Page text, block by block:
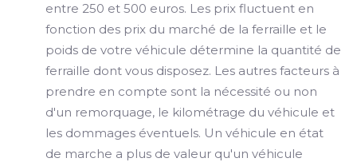
entre 250 et 500 euros. Les prix fluctuent en
fonction des prix du marché de la ferraille et le
poids de votre véhicule détermine la quantité de
ferraille dont vous disposez. Les autres facteurs à
prendre en compte sont la nécessité ou non
d'un remorquage, le kilométrage du véhicule et
les dommages éventuels. Un véhicule en état
de marche a plus de valeur qu'un véhicule